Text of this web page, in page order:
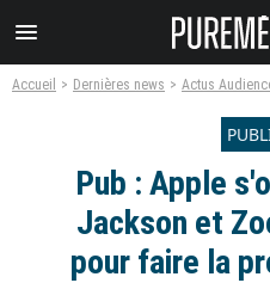
menu
Accueil Dernières news Actus
Pub : Apple
Jackson et
pour faire la